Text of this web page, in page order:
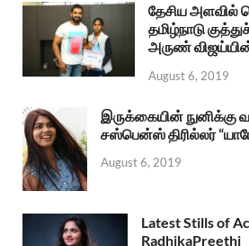
தேசிய அளவில்
தமிழ்நாடு
அருண் விஜய்யின்
August 6, 2019
இருக்கையின் நுனிக்கு
சஸ்பென்ஸ் திரில்லர்
August 6, 2019
Latest Stills of
RadhikaPreethi